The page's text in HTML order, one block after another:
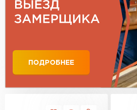
ПОДРОБНЕЕ
Гибкая черепица